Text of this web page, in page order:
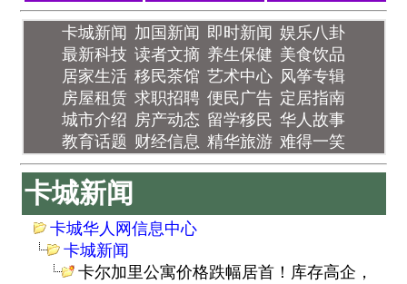
卡城新闻 加国新闻 即时新闻 娱乐八卦
最新科技 读者文摘 养生保健 美食饮品
居家生活 移民茶馆 艺术中心 风筝专辑
房屋租赁 求职招聘 便民广告 定居指南
城市介绍 房产动态 留学移民 华人故事
教育话题 财经信息 精华旅游 难得一笑
卡城新闻
卡城华人网信息中心
卡城新闻
卡尔加里公寓价格跌幅居首！库存高企，